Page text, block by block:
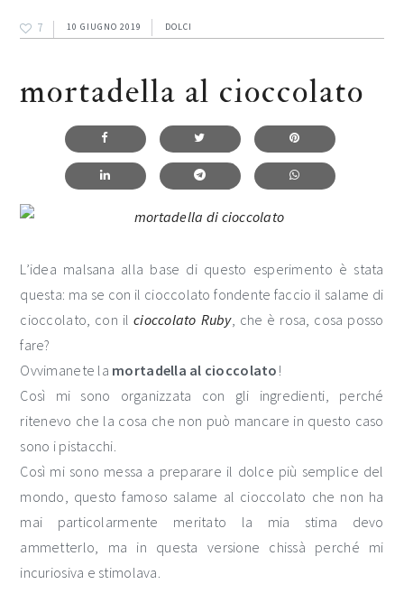
7 10 GIUGNO 2019 DOLCI
mortadella al cioccolato
L’idea malsana alla base di questo esperimento è stata
questa: ma se con il cioccolato fondente faccio il salame di
cioccolato, con ilcioccolato Ruby, che è rosa, cosa posso
fare?
Ovvimanete la mortadella al cioccolato !
Così mi sono organizzata con gli ingredienti, perché
ritenevo che la cosa che non può mancare in questo caso
sono i pistacchi.
Così mi sono messa a preparare il dolce più semplice del
mondo, questo famoso salame al cioccolato che non ha
mai particolarmente meritato la mia stima devo
ammetterlo, ma in questa versione chissà perché mi
incuriosiva e stimolava.